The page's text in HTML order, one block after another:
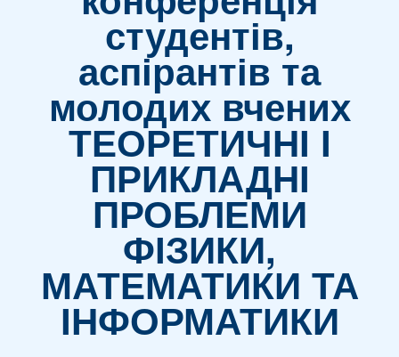
Інформація для студентів
Довузівська підготовка
Всеукраїнська студентська олімпіада з
“Математики”
ЦНМО
студентів,
аспірантів та
молодих вчених
ТЕОРЕТИЧНІ І
ПРИКЛАДНІ
ПРОБЛЕМИ
ФІЗИКИ,
МАТЕМАТИКИ ТА
ІНФОРМАТИКИ